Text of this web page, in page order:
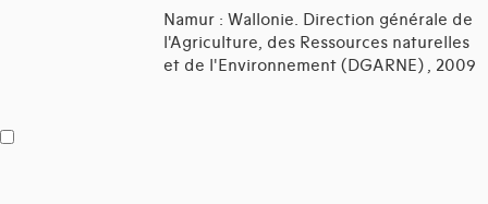
Namur : Wallonie. Direction générale de
l'Agriculture, des Ressources naturelles
et de l'Environnement (DGARNE) , 2009